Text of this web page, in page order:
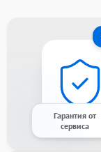
Гарантия от
сервиса